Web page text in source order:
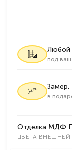
Любой
под
Замер,
в
Отделка МДФ
ЦВЕТА ВНЕШНЕЙ